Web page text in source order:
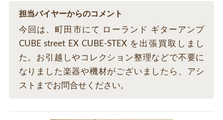
担当バイヤーからのコメント
今回は、町田市にて ローランド ギターアンプ
CUBE street EX CUBE-STEX を出張買取しまし
た。お引越しやコレクション整理などで不要に
なりました楽器や機材がございましたら、アシ
ストまでお問合せください。